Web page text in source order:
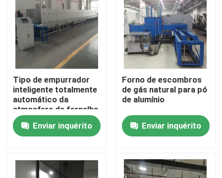
Casa
Sobre nós
Tipo de empurrador
inteligente totalmente
automático da
atmosfera da fornalha
de aglomeração dos
materiais da cerâmica
do nitreto da fornalha
Enviar inquérito
Forno de escombros
de gás natural para pó
de alumínio
Enviar inquérito